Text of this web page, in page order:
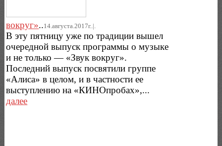
вокруг»..14.августа.2017г..|.
В эту пятницу уже по традиции вышел
очередной выпуск программы о музыке
и не только — «Звук вокруг».
Последний выпуск посвятили группе
«Алиса» в целом, и в частности ее
выступлению на «КИНОпробах»,...
далее